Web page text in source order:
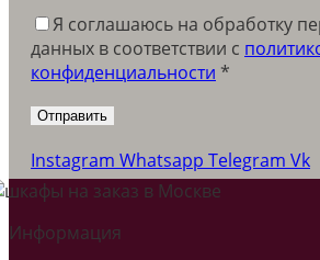
Я соглашаюсь на обработку
данных в соответствии c
конфиденциальности *
Instagram Whatsapp Telegram Vk
Информация